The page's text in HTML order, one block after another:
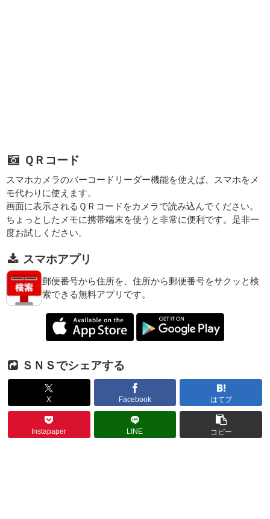
ＱＲコード
スマホカメラのバーコードリーダー機能を使えば、スマホをメ
モ代わりに使えます。
画面に表示されるＱＲコードをカメラで読み込んでください。
ちょっとしたメモに携帯端末を使うと非常に便利です。是非一
度お試しください。
スマホアプリ
郵便番号から住所を、住所から郵便番号をサクッと検
索できる無料アプリです。
ＳＮＳでシェアする
X Facebook はてブ
Instapaper LINE コピー